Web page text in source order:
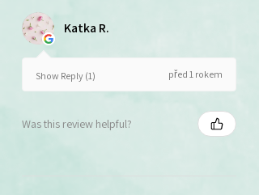
Katka R.
Show Reply (1) před 1 rokem
Was this review helpful?